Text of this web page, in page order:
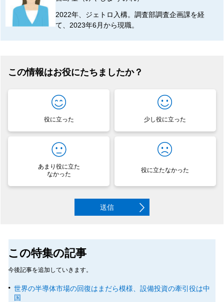
2022年、ジェトロ入構。調査部調査企画課を経
て、2023年6月から現職。
この情報はお役にたちましたか？
役に立った 少し役に立った
あまり役に立た
なかった
役に立たなかった
送信
この特集の記事
今後記事を追加していきます。
世界の半導体市場の回復はまだら模様、設備投資の牽引役は中
国